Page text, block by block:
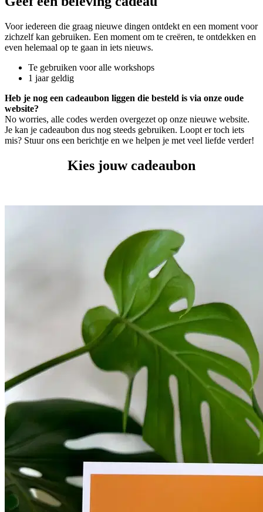
Voor iedereen die graag nieuwe dingen ontdekt en een moment voor
zichzelf kan gebruiken. Een moment om te creëren, te ontdekken en
even helemaal op te gaan in iets nieuws.
Te gebruiken voor alle workshops
1 jaar geldig
Heb je nog een cadeaubon liggen die besteld is via onze oude
website?
No worries, alle codes werden overgezet op onze nieuwe website.
Je kan je cadeaubon dus nog steeds gebruiken. Loopt er toch iets
mis? Stuur ons een berichtje en we helpen je met veel liefde verder!
Kies jouw cadeaubon